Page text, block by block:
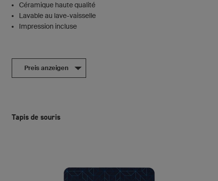
Céramique haute qualité
Lavable au lave-vaisselle
Impression incluse
Preis anzeigen
Tapis de souris